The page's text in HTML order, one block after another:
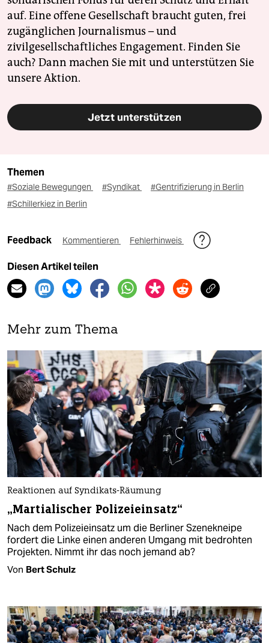
auf. Eine offene Gesellschaft braucht guten, frei
zugänglichen Journalismus – und
zivilgesellschaftliches Engagement. Finden Sie
auch? Dann machen Sie mit und unterstützen Sie
unsere Aktion.
Jetzt unterstützen
Themen
#Soziale Bewegungen #Syndikat
#Gentrifizierung in Berlin
#Schillerkiez in Berlin
Feedback Kommentieren Fehlerhinweis
Diesen Artikel teilen
Mehr zum Thema
Reaktionen auf Syndikats-Räumung
„Martialischer Polizeieinsatz“
Nach dem Polizeieinsatz um die Berliner Szenekneipe
fordert die Linke einen anderen Umgang mit bedrohten
Projekten. Nimmt ihr das noch jemand ab?
Von Bert Schulz